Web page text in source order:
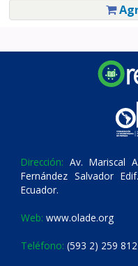
Dirección: Av. Mariscal
Fernández Salvador
Ecuador.
Web: www.olade.org
Teléfono: (593 2) 259